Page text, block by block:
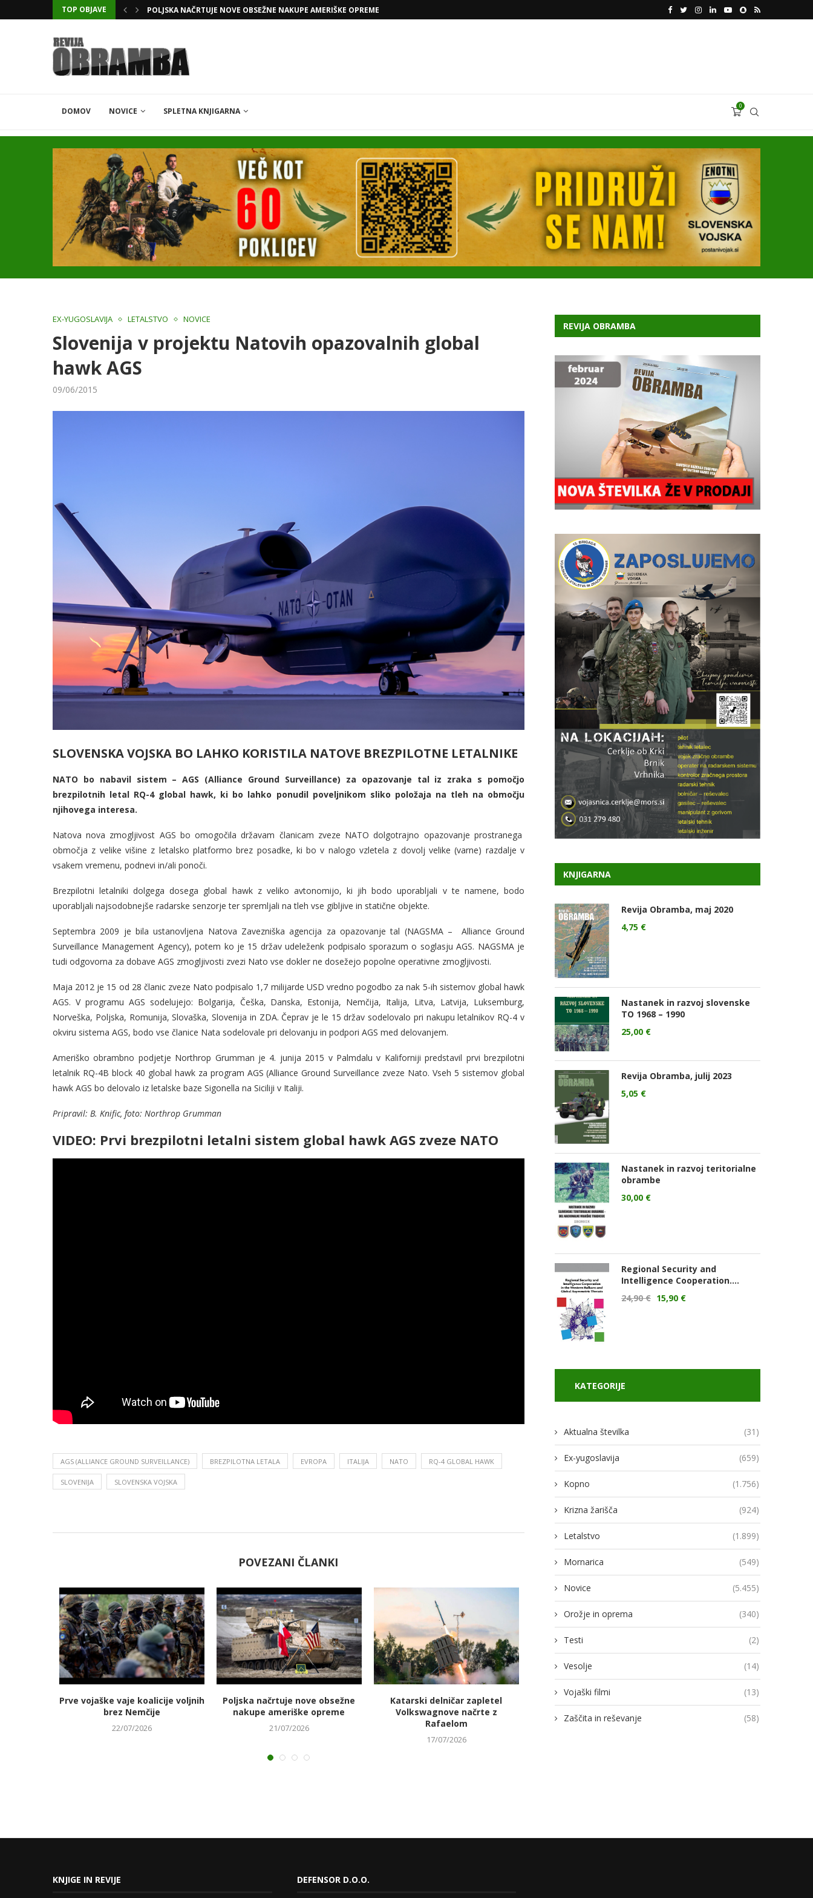
TOP OBJAVE KATARSKI DELNIČAR ZAPLETEL VOLKSWAGNOVE NAČRTE Z RAFAELOM VODJA UKROBORONPROMA HERMAN SMETANIN
DOMOV NOVICE SPLETNA KNJIGARNA
0
EX-YUGOSLAVIJA LETALSTVO NOVICE
Slovenija v projektu Natovih opazovalnih global
hawk AGS
09/06/2015
SLOVENSKA VOJSKA BO LAHKO KORISTILA NATOVE BREZPILOTNE LETALNIKE
NATO bo nabavil sistem – AGS (Alliance Ground Surveillance) za opazovanje tal iz zraka s pomočjo
brezpilotnih letal RQ-4 global hawk, ki bo lahko ponudil poveljnikom sliko položaja na tleh na območju
njihovega interesa.
Natova nova zmogljivost AGS bo omogočila državam članicam zveze NATO dolgotrajno opazovanje prostranega
območja z velike višine z letalsko platformo brez posadke, ki bo v nalogo vzletela z dovolj velike (varne) razdalje v
vsakem vremenu, podnevi in/ali ponoči.
Brezpilotni letalniki dolgega dosega global hawk z veliko avtonomijo, ki jih bodo uporabljali v te namene, bodo
uporabljali najsodobnejše radarske senzorje ter spremljali na tleh vse gibljive in statične objekte.
Septembra 2009 je bila ustanovljena Natova Zavezniška agencija za opazovanje tal (NAGSMA – Alliance Ground
Surveillance Management Agency), potem ko je 15 držav udeleženk podpisalo sporazum o soglasju AGS. NAGSMA je
tudi odgovorna za dobave AGS zmogljivosti zvezi Nato vse dokler ne dosežejo popolne operativne zmogljivosti.
Maja 2012 je 15 od 28 članic zveze Nato podpisalo 1,7 milijarde USD vredno pogodbo za nak 5-ih sistemov global hawk
AGS. V programu AGS sodelujejo: Bolgarija, Češka, Danska, Estonija, Nemčija, Italija, Litva, Latvija, Luksemburg,
Norveška, Poljska, Romunija, Slovaška, Slovenija in ZDA. Čeprav je le 15 držav sodelovalo pri nakupu letalnikov RQ-4 v
okviru sistema AGS, bodo vse članice Nata sodelovale pri delovanju in podpori AGS med delovanjem.
Ameriško obrambno podjetje Northrop Grumman je 4. junija 2015 v Palmdalu v Kaliforniji predstavil prvi brezpilotni
letalnik RQ-4B block 40 global hawk za program AGS (Alliance Ground Surveillance zveze Nato. Vseh 5 sistemov global
hawk AGS bo delovalo iz letalske baze Sigonella na Siciliji v Italiji.
Pripravil: B. Knific, foto: Northrop Grumman
VIDEO: Prvi brezpilotni letalni sistem global hawk AGS zveze NATO
AGS (ALLIANCE GROUND SURVEILLANCE) BREZPILOTNA LETALA EVROPA ITALIJA NATO RQ-4 GLOBAL HAWK
SLOVENIJA SLOVENSKA VOJSKA
POVEZANI ČLANKI
Prve vojaške vaje koalicije voljnih
brez Nemčije
22/07/2026
Poljska načrtuje nove obsežne
nakupe ameriške opreme
21/07/2026
Katarski delničar zapletel
Volkswagnove načrte z
Rafaelom
17/07/2026
Vodja Ukroboronproma Herman
Lovci rafale za Ukrajino
REVIJA OBRAMBA
KNJIGARNA
Revija Obramba, maj 2020
4,75 €
Nastanek in razvoj slovenske
TO 1968 – 1990
25,00 €
Revija Obramba, julij 2023
5,05 €
Nastanek in razvoj teritorialne
obrambe
30,00 €
Regional Security and
Intelligence Cooperation....
24,90€ 15,90 €
KATEGORIJE
Aktualna številka (31)
Ex-yugoslavija (659)
Kopno (1.756)
Krizna žarišča (924)
Letalstvo (1.899)
Mornarica (549)
Novice (5.455)
Orožje in oprema (340)
Testi (2)
Vesolje (14)
Vojaški filmi (13)
Zaščita in reševanje (58)
KNJIGE IN REVIJE DEFENSOR D.O.O.